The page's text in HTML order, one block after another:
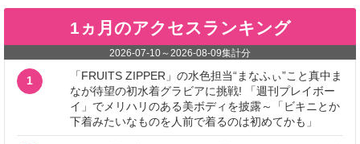
1ヵ月のアクセスランキング
2026-07-10～2026-08-09集計分
1
「FRUITS ZIPPER」の水色担当“まなふぃ”こと真中ま
なが待望の初水着グラビアに挑戦! 「週刊プレイボー
イ」でメリハリのある美ボディを披露～「ビキニとか
下着みたいなものを人前で着るのは初めてかも」